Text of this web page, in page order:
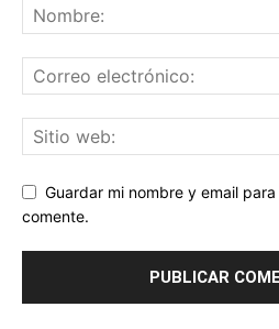
Guardar mi nombre y email
comente.